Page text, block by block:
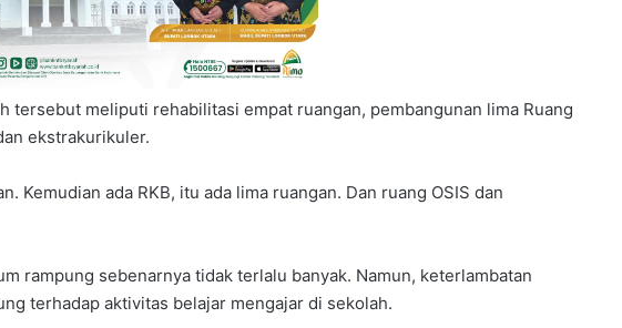
tersebut meliputi rehabilitasi empat ruangan, pembangunan lima Ruang
ekstrakurikuler.
Kemudian ada RKB, itu ada lima ruangan. Dan ruang OSIS dan
rampung sebenarnya tidak terlalu banyak. Namun, keterlambatan
terhadap aktivitas belajar mengajar di sekolah.